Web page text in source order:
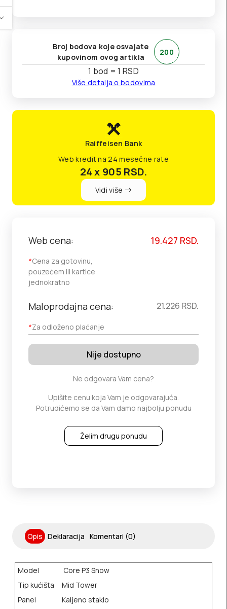
Broj bodova koje osvajate
kupovinom ovog artikla
200
1 bod = 1 RSD
Više detalja o bodovima
Raiffeisen Bank
Web kredit na 24 mesečne rate
24 x 905 RSD.
Vidi više
Web cena:
*Cena za gotovinu,
pouzećem ili kartice
jednokratno
19.427 RSD.
Maloprodajna cena:
*Za odloženo plaćanje
21.226 RSD.
Nije dostupno
Ne odgovara Vam cena?
Upišite cenu koja Vam je odgovarajuća.
Potrudićemo se da Vam damo najbolju ponudu
Želim drugu ponudu
Opis Deklaracija Komentari (0)
Model
Core P3 Snow
Tip kućišta
Mid Tower
Panel
Kaljeno staklo